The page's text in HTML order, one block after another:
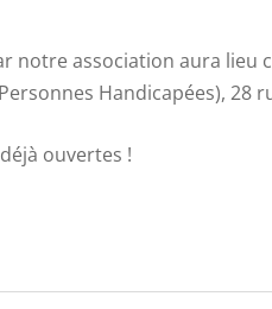
notre association aura lieu
Handicapées), 28
ouvertes !